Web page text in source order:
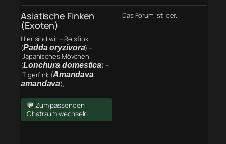
Asiatische Finken
(Exoten)
Hier sind wir – Reisfink
(Padda oryzivora) –
Japanisches Mövchen
(Lonchura domestica) –
Tigerfink (Amandava
amandava),
💬 Zum passenden
Chatraum wechseln
Das Forum ist leer.